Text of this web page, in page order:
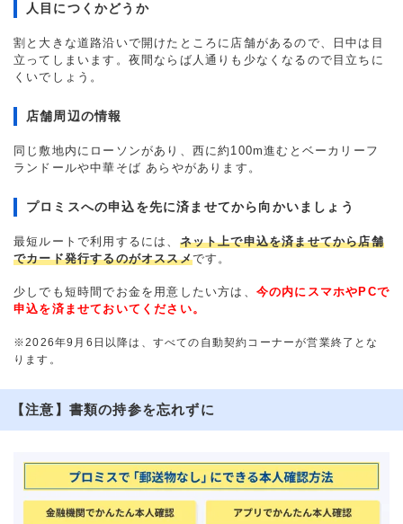
人目につくかどうか
割と大きな道路沿いで開けたところに店舗があるので、日中は目
立ってしまいます。夜間ならば人通りも少なくなるので目立ちに
くいでしょう。
店舗周辺の情報
同じ敷地内にローソンがあり、西に約100m進むとベーカリーフ
ランドールや中華そば あらやがあります。
プロミスへの申込を先に済ませてから向かいましょう
最短ルートで利用するには、 ネット上で申込を済ませてから店舗
でカード発行するのがオススメです。
少しでも短時間でお金を用意したい方は、 今の内にスマホやPCで
申込を済ませておいてください。
※2026年9月6日以降は、すべての自動契約コーナーが営業終了とな
ります。
【注意】書類の持参を忘れずに